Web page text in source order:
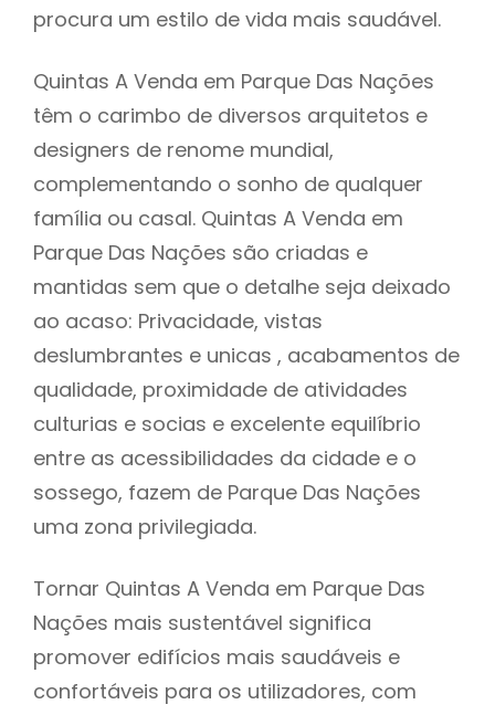
procura um estilo de vida mais saudável.
Quintas A Venda em Parque Das Nações
têm o carimbo de diversos arquitetos e
designers de renome mundial,
complementando o sonho de qualquer
família ou casal. Quintas A Venda em
Parque Das Nações são criadas e
mantidas sem que o detalhe seja deixado
ao acaso: Privacidade, vistas
deslumbrantes e unicas , acabamentos de
qualidade, proximidade de atividades
culturias e socias e excelente equilíbrio
entre as acessibilidades da cidade e o
sossego, fazem de Parque Das Nações
uma zona privilegiada.
Tornar Quintas A Venda em Parque Das
Nações mais sustentável significa
promover edifícios mais saudáveis e
confortáveis para os utilizadores, com